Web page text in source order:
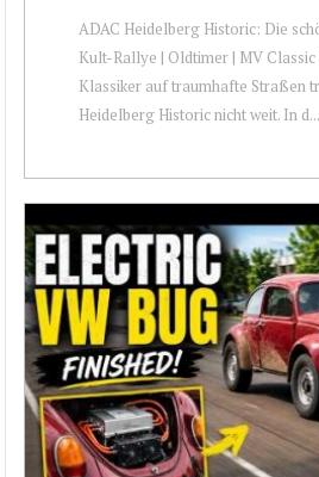
ADAC Heidelberg Historic: Die
Kult-Rallye | Oldtimer | MV
Klassiker auf traumhafte Straßen
Heidelberg Historic nicht weit. In d...